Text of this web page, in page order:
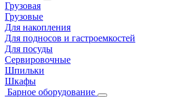
Грузовая
Грузовые
Для накопления
Для подносов и гастроемкостей
Для посуды
Сервировочные
Шпильки
Шкафы
Барное оборудование